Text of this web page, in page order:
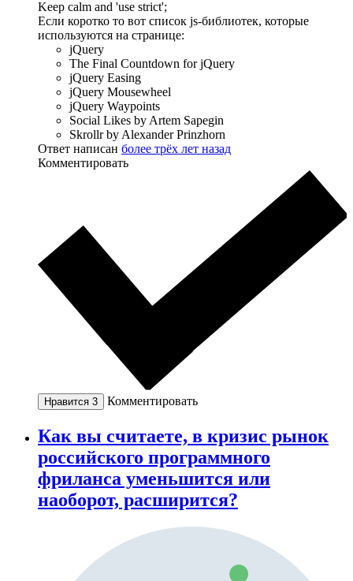
Keep calm and 'use strict';
Если коротко то вот список js-библиотек, которые
используются на странице:
jQuery
The Final Countdown for jQuery
jQuery Easing
jQuery Mousewheel
jQuery Waypoints
Social Likes by Artem Sapegin
Skrollr by Alexander Prinzhorn
Ответ написан более трёх лет назад
Комментировать
Нравится 3 Комментировать
Как вы считаете, в кризис рынок
российского программного
фриланса уменьшится или
наоборот, расширится?